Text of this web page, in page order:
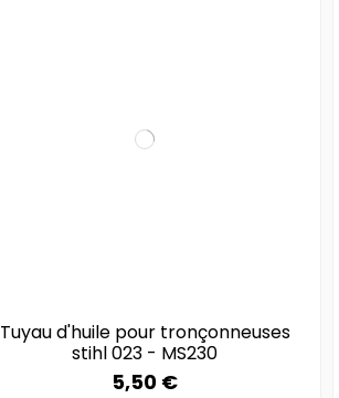
Tuyau d'huile pour tronçonneuses
stihl 023 - MS230
5,50 €